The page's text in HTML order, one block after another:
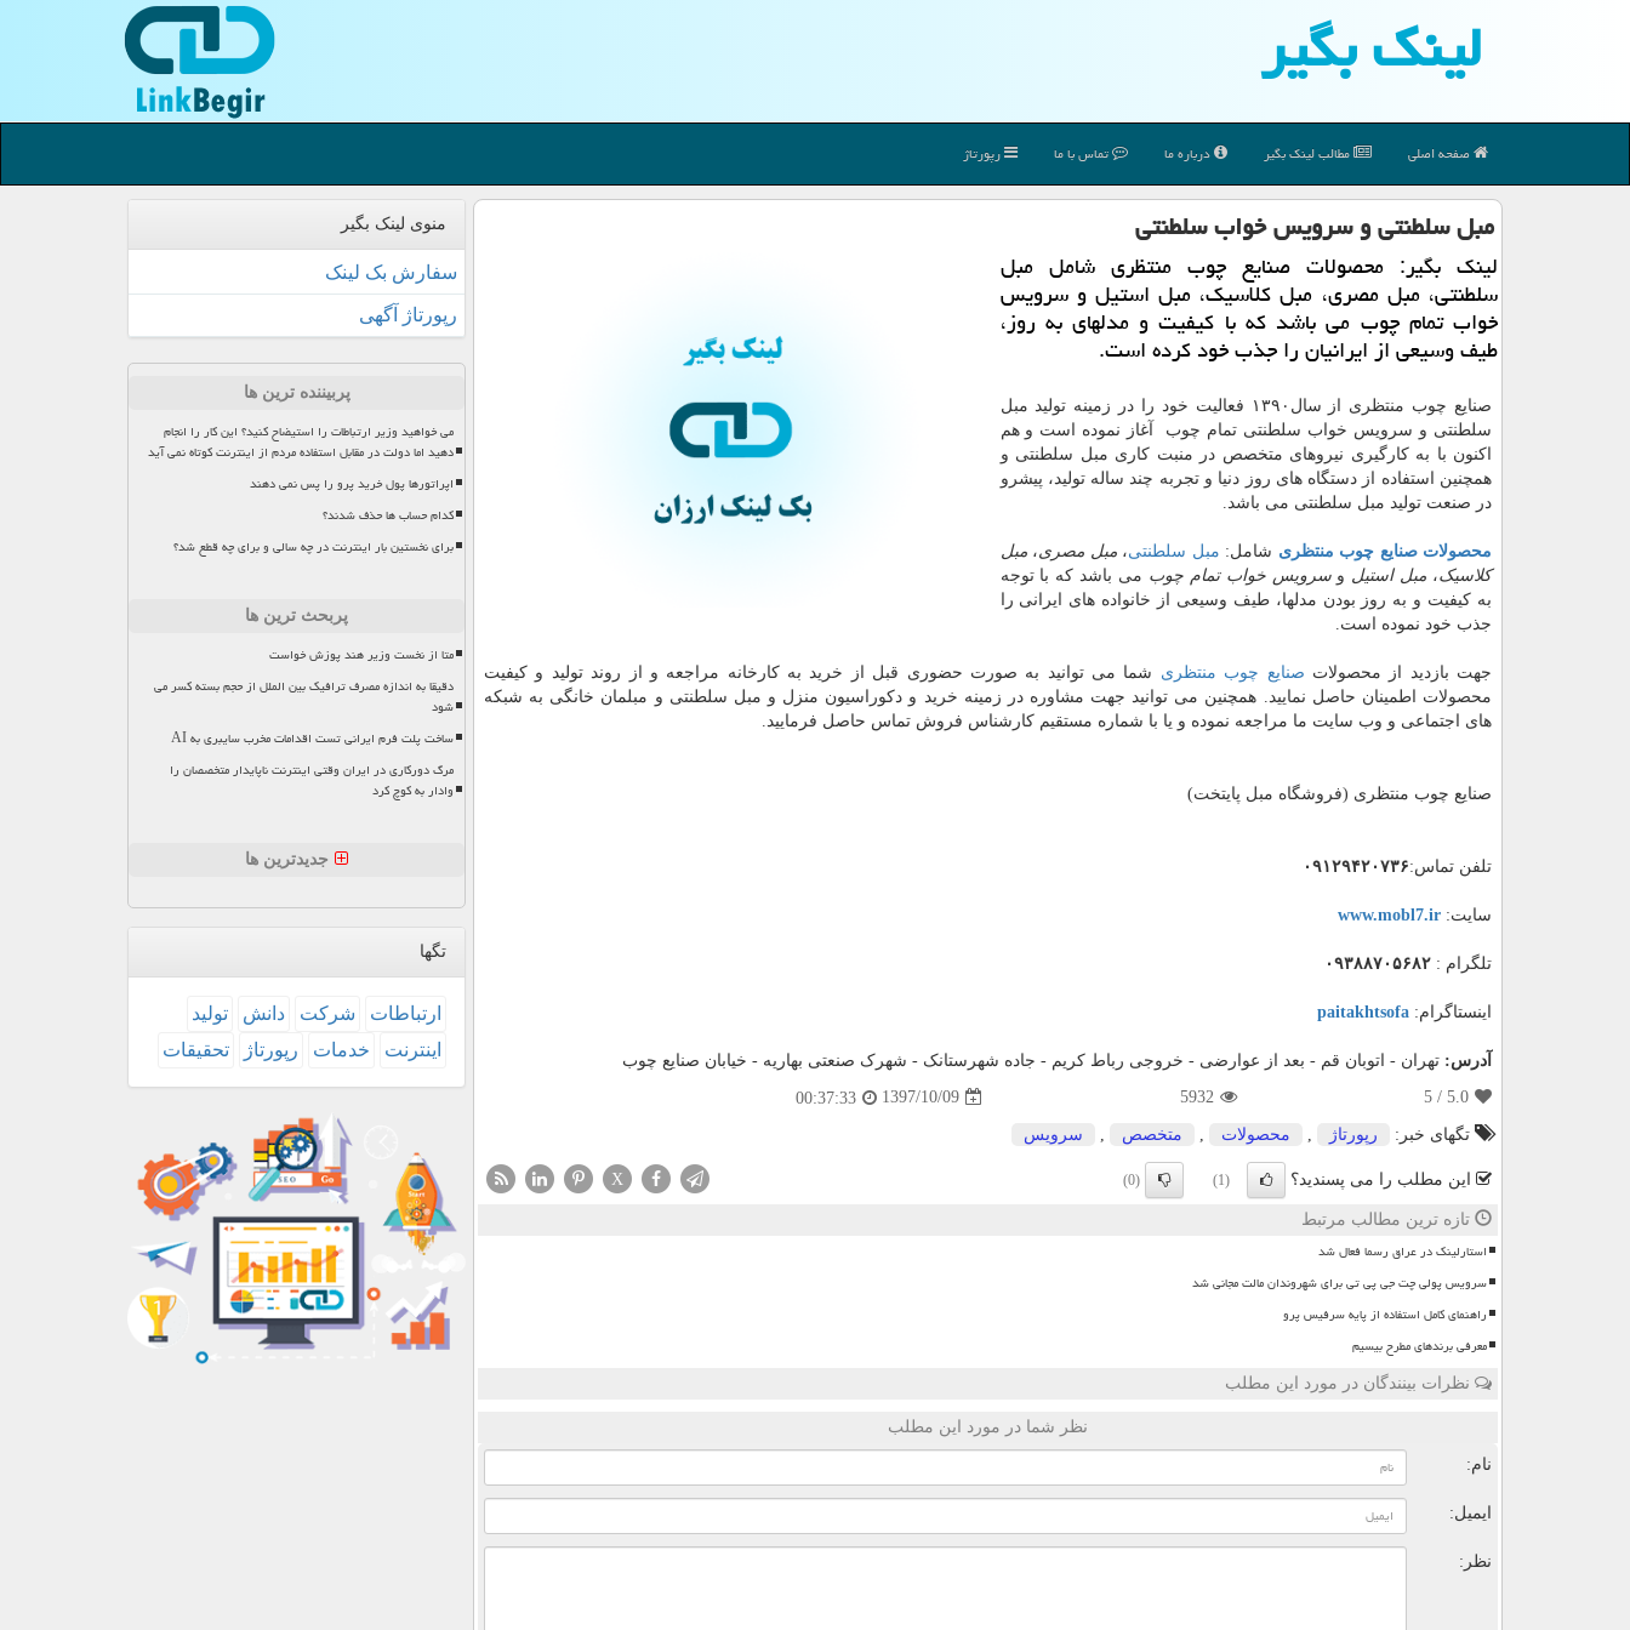
لینك بگیر
صفحه اصلی مطالب لینك بگیر درباره ما تماس با ما رپورتاژ
مبل سلطنتی و سرویس خواب سلطنتی
لینك بگیر: محصولات صنایع چوب منتظری شامل مبل
سلطنتی، مبل مصری، مبل كلاسیك، مبل استیل و سرویس
خواب تمام چوب می باشد كه با كیفیت و مدلهای به روز،
طیف وسیعی از ایرانیان را جذب خود كرده است.
صنایع چوب منتظری از سال١٣٩٠ فعالیت خود را در زمینه تولید مبل
سلطنتی و سرویس خواب سلطنتی تمام چوب آغاز نموده است و هم
اکنون با به کارگیری نیروهای متخصص در منبت کاری مبل سلطنتی و
همچنین استفاده از دستگاه های روز دنیا و تجربه چند ساله تولید، پیشرو
در صنعت تولید مبل سلطنتی می باشد.
محصولات صنایع چوب منتظری شامل: مبل سلطنتی،مبل مصری،مبل
کلاسیک، مبل استیل وسرویس خواب تمام چوب می باشد که با توجه
به کیفیت و به روز بودن مدلها، طیف وسیعی از خانواده های ایرانی را
جذب خود نموده است.
جهت بازدید از محصولات صنایع چوب منتظری شما می توانید به صورت حضوری قبل از خرید به کارخانه مراجعه و از روند تولید و کیفیت
محصولات اطمینان حاصل نمایید. همچنین می توانید جهت مشاوره در زمینه خرید و دکوراسیون منزل و مبل سلطنتی و مبلمان خانگی به شبکه
های اجتماعی و وب سایت ما مراجعه نموده و یا با شماره مستقیم کارشناس فروش تماس حاصل فرمایید.
صنایع چوب منتظری (فروشگاه مبل پایتخت)
تلفن تماس:۰۹۱۲۹۴۲۰۷۳۶
سایت: www.mobl7.ir
تلگرام : ۰۹۳۸۸۷۰۵۶۸۲
اینستاگرام: paitakhtsofa
آدرس: تهران - اتوبان قم - بعد از عوارضی - خروجی رباط کریم - جاده شهرستانک - شهرک صنعتی بهاریه - خیابان صنایع چوب
5.0
/ 5
5932
1397/10/09
00:37:33
تگهای خبر:
رپورتاژ محصولات متخصص سرویس
این مطلب را می پسندید؟ (1)
(0)
X
تازه ترین مطالب مرتبط
استارلینک در عراق رسما فعال شد
سرویس پولی چت جی پی تی برای شهروندان مالت مجانی شد
راهنمای کامل استفاده از پایه سرفیس پرو
معرفی برندهای مطرح بیسیم
نظرات بینندگان در مورد این مطلب
نظر شما در مورد این مطلب
نام:
ایمیل:
نظر:
منوی لینک بگیر
سفارش بک لینک
رپورتاژ آگهی
پربیننده ترین ها
می خواهید وزیر ارتباطات را استیضاح کنید؟ این کار را انجام
دهید اما دولت در مقابل استفاده مردم از اینترنت کوتاه نمی آید
اپراتورها پول خرید پرو را پس نمی دهند
کدام حساب ها حذف شدند؟
برای نخستین بار اینترنت در چه سالی و برای چه قطع شد؟
پربحث ترین ها
متا از نخست وزیر هند پوزش خواست
دقیقا به اندازه مصرف ترافیک بین الملل از حجم بسته کسر می
شود
ساخت پلت فرم ایرانی تست اقدامات مخرب سایبری به AI
مرگ دورکاری در ایران وقتی اینترنت ناپایدار متخصصان را
وادار به کوچ کرد
جدیدترین ها
تگها
ارتباطات شركت دانش
تولید
اینترنت
خدمات رپورتاژ تحقیقات